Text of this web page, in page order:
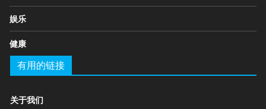
娱乐
健康
有用的链接
关于我们